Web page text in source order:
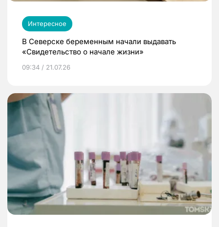
Интересное
В Северске беременным начали выдавать
«Свидетельство о начале жизни»
09:34 / 21.07.26